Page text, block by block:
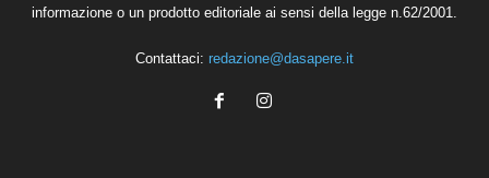
informazione o un prodotto editoriale ai sensi della legge n.62/2001.
Contattaci: redazione@dasapere.it